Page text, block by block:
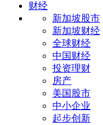
财经
新加坡股市
新加坡财经
全球财经
中国财经
投资理财
房产
美国股市
中小企业
起步创新